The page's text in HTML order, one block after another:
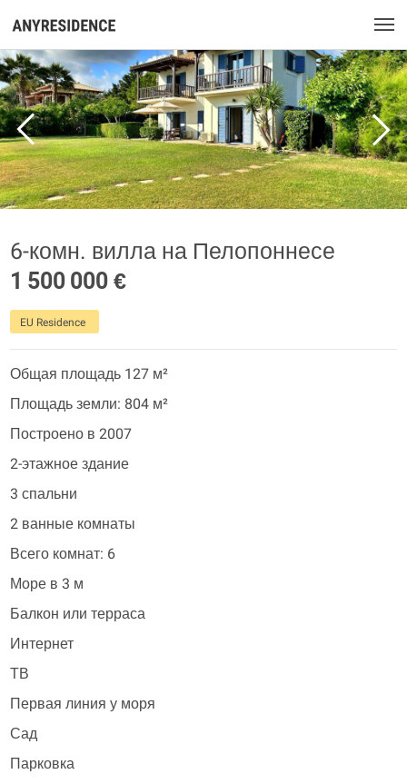
6-комн. вилла на Пелопоннесе
1 500 000 €
EU Residence
Общая площадь 127 м²
Площадь земли: 804 м²
Построено в 2007
2-этажное здание
3 спальни
2 ванные комнаты
Всего комнат: 6
Море в 3 м
Балкон или терраса
Интернет
ТВ
Первая линия у моря
Сад
Парковка